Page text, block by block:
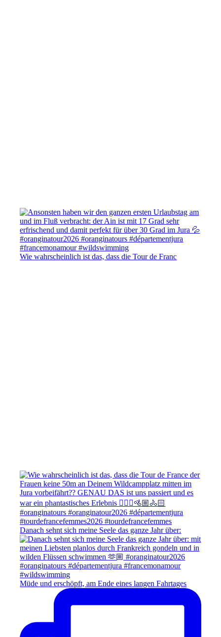
Wie wahrscheinlich ist das, dass die Tour de Franc
Danach sehnt sich meine Seele das ganze Jahr über:
Müde und erschöpft, am Ende eines langen Fahrtages